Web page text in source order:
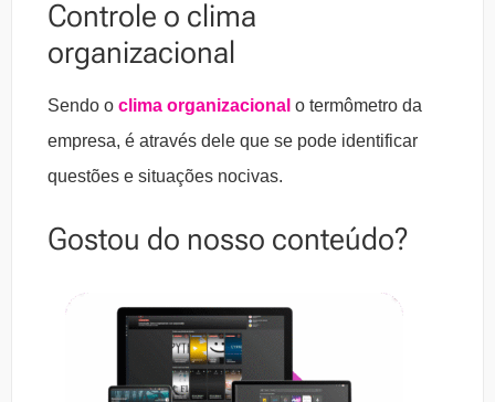
Controle o clima
organizacional
Sendo o clima organizacional o termômetro da
empresa, é através dele que se pode identificar
questões e situações nocivas.
Gostou do nosso conteúdo?